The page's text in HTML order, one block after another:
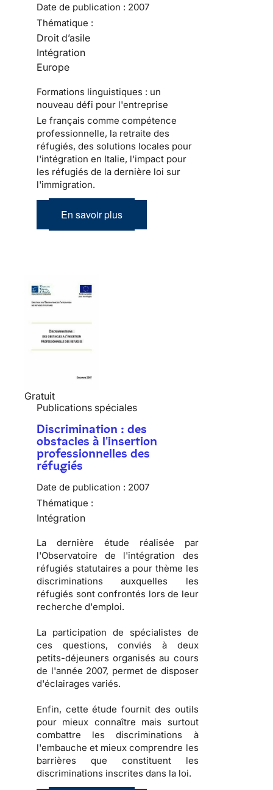
Date de publication : 2007
Thématique :
Droit d’asile
Intégration
Europe
Formations linguistiques : un
nouveau défi pour l'entreprise
Le français comme compétence
professionnelle, la retraite des
réfugiés, des solutions locales pour
l'intégration en Italie, l'impact pour
les réfugiés de la dernière loi sur
l'immigration.
En savoir plus
Gratuit
Publications spéciales
Discrimination : des
obstacles à l'insertion
professionnelles des
réfugiés
Date de publication : 2007
Thématique :
Intégration
La dernière étude réalisée par
l'Observatoire de l'intégration des
réfugiés statutaires a pour thème les
discriminations auxquelles les
réfugiés sont confrontés lors de leur
recherche d'emploi.
La participation de spécialistes de
ces questions, conviés à deux
petits-déjeuners organisés au cours
de l'année 2007, permet de disposer
d'éclairages variés.
Enfin, cette étude fournit des outils
pour mieux connaître mais surtout
combattre lesdiscriminations à
l'embauche et mieux comprendre les
barrières que constituent les
discriminations inscrites dans la loi.